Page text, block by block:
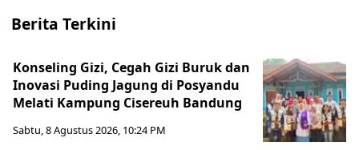
Berita Terkini
Konseling Gizi, Cegah Gizi Buruk dan
Inovasi Puding Jagung di Posyandu
Melati Kampung Cisereuh Bandung
Sabtu, 8 Agustus 2026, 10:24 PM